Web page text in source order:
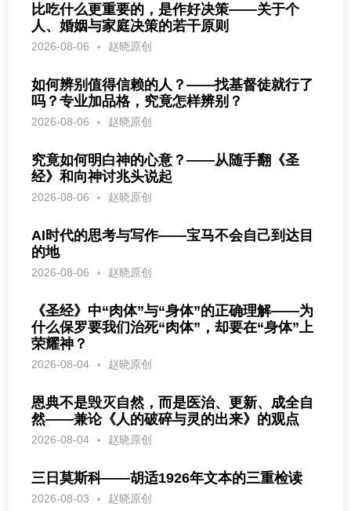
比吃什么更重要的，是作好决策——关于个
人、婚姻与家庭决策的若干原则
2026-08-06 赵晓原创
如何辨别值得信赖的人？——找基督徒就行了
吗？专业加品格，究竟怎样辨别？
2026-08-06 赵晓原创
究竟如何明白神的心意？——从随手翻《圣
经》和向神讨兆头说起
2026-08-06 赵晓原创
AI时代的思考与写作——宝马不会自己到达目
的地
2026-08-06 赵晓原创
《圣经》中“肉体”与“身体”的正确理解——为
什么保罗要我们治死“肉体”，却要在“身体”上
荣耀神？
2026-08-04 赵晓原创
恩典不是毁灭自然，而是医治、更新、成全自
然——兼论《人的破碎与灵的出来》的观点
2026-08-04 赵晓原创
三日莫斯科——胡适1926年文本的三重检读
2026-08-03 赵晓原创